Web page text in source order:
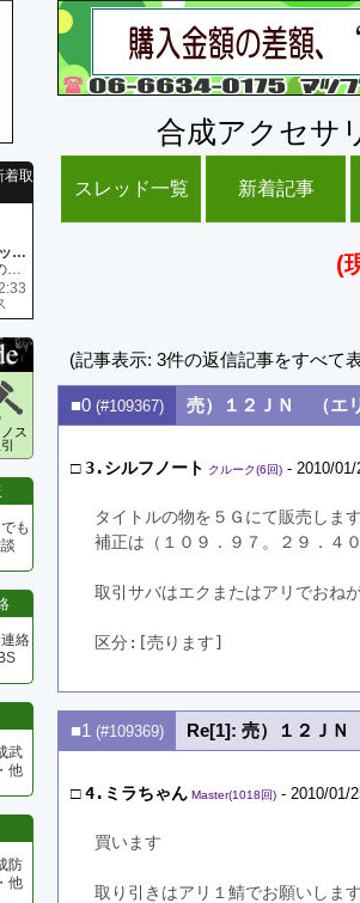
着取
Re[6]: +5ルシエルのネックレス
ゲーム内で売れましたので 在庫がネク1 リング4 となります リングのお値段は80G といたします
ス
も
絡
武
他
防
他
合成アクセサ
スレッド一覧 新着記事
(
(記事表示: 3件の返信記事をすべて
■0 (#109367) 売）１２ＪＮ （エ
□3.シルフノート クルーク(6回) - 2010/
タイトルの物を５Ｇにて販売しま
補正は（１０９．９７。２９．４
取引サバはエクまたはアリでおね
区分:[売ります]
■1 (#109369) Re[1]: 売）１２Ｊ
□4.ミラちゃん Master(1018回) - 2010/01/
買います
取り引きはアリ１鯖でお願いしま